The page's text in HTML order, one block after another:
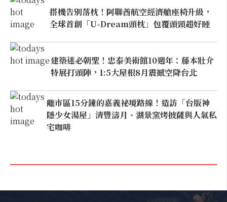
搭機告別落枕！阿聯酋航空經濟艙座椅升級，
全球首創「U-Dream頭枕」包覆頭頸超好睡
建築迷必朝聖！忠泰美術館10週年：藤本壯介
特展打頭陣，1:5大屋根8月震撼空降台北
離市區15分鐘的嘉義祕境路線！造訪「台版神
隱少女湯屋」清豐濤月、湖景窯烤披薩與人氣私
宅咖啡